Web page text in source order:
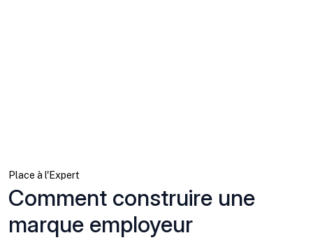
Place à l'Expert
Comment construire une
marque employeur